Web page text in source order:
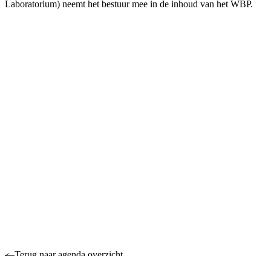
Laboratorium) neemt het bestuur mee in de inhoud van het WBP.